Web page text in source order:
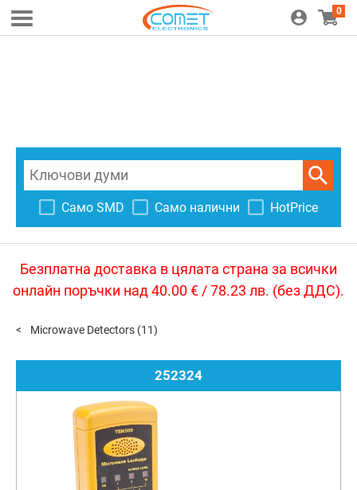
0
Само SMD Само налични HotPrice
Безплатна доставка в цялата страна за всички
онлайн поръчки над 40.00 € / 78.23 лв. (без ДДС).
Microwave Detectors (11)
252324